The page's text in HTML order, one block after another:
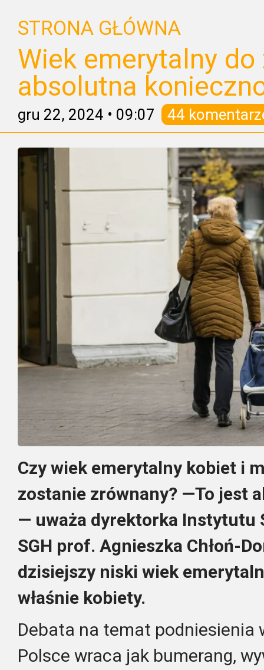
STRONA GŁÓWNA
Wiek emerytalny do
absolutna
gru 22, 2024 • 09:07 44
Czy wiek emerytalny kobiet i
zostanie zrównany? —To jest
— uważa dyrektorka Instytutu
SGH prof. Agnieszka Chłoń-
dzisiejszy niski wiek
właśnie kobiety.
Debata na temat podniesienia
Polsce wraca jak bumerang,